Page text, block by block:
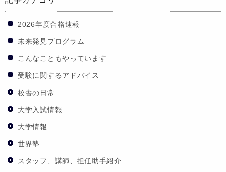
2026年度合格速報
未来発見プログラム
こんなこともやっています
受験に関するアドバイス
校舎の日常
大学入試情報
大学情報
世界塾
スタッフ、講師、担任助手紹介